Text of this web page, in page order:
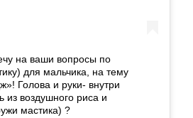
на ваши вопросы по
для мальчика, на тему
Голова и руки- внутри
из воздушного риса и
мастика) ?